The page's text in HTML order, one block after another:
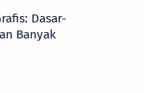
Dasar-
Banyak